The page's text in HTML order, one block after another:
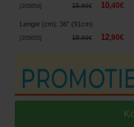
205654] 15,90€ 10,40€
Lengte (cm): 36" (91cm)
205655] 18,90€ 12,90€